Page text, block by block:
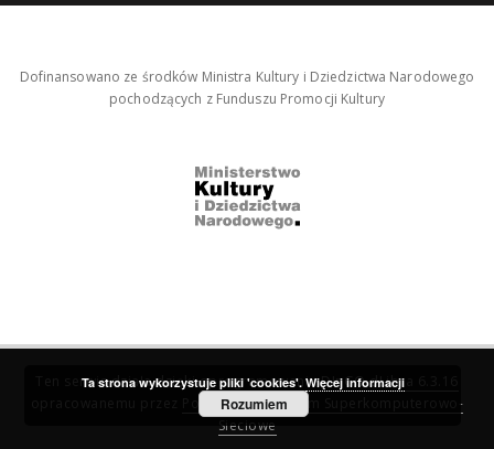
Dofinansowano ze środków Ministra Kultury i Dziedzictwa Narodowego
pochodzących z Funduszu Promocji Kultury
Ten serwis działa dzięki oprogramowaniuDInGO dLibra 6.3.16
Poznańskie Centrum Superkomputerowo-
Sieciowe
Ta strona wykorzystuje pliki 'cookies'. Więcej informacji
Rozumiem